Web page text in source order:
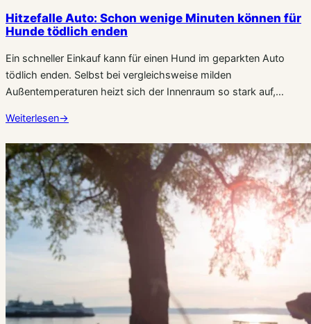
Hitzefalle Auto: Schon wenige Minuten können für
Hunde tödlich enden
Ein schneller Einkauf kann für einen Hund im geparkten Auto
tödlich enden. Selbst bei vergleichsweise milden
Außentemperaturen heizt sich der Innenraum so stark auf,…
Weiterlesen→